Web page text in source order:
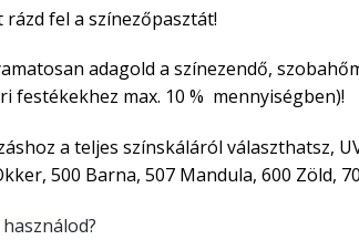
fel a színezőpasztát!
adagold a színezendő,
festékekhez max. 10 % mennyiségben)!
a teljes színskáláról választhatsz,
500 Barna, 507 Mandula, 600 Zöld,